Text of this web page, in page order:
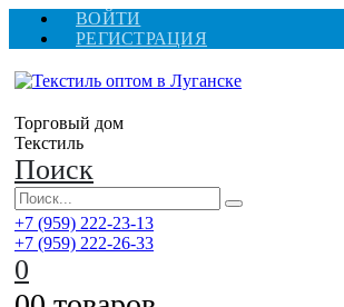
ВОЙТИ
РЕГИСТРАЦИЯ
Торговый дом
Текстиль
Поиск
+7 (959) 222-23-13
+7 (959) 222-26-33
0